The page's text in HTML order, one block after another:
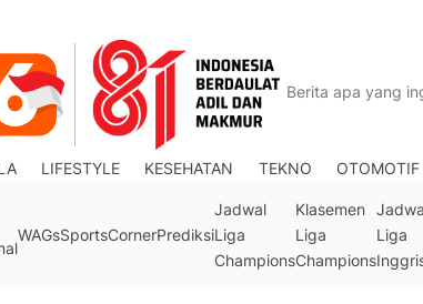
LIFESTYLE KESEHATAN TEKNO OTOMOTIF
WAGsSportsCornerPrediksi
Jadwal
Liga
Champions
Klasemen
Liga
Champions
Liga